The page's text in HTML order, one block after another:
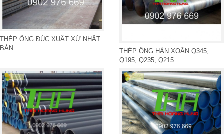
THÉP ỐNG ĐÚC XUẤT XỨ NHẬT
BẢN
THÉP ỐNG HÀN XOẮN Q345,
Q195, Q235, Q215